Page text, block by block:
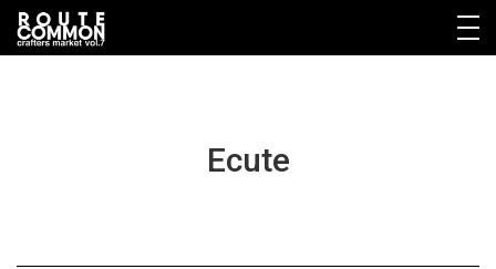
Ecute